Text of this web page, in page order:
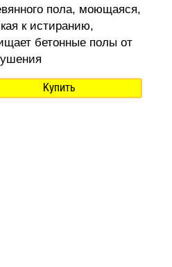
пола, моющаяся,
к истиранию,
бетонные полы от
Купить